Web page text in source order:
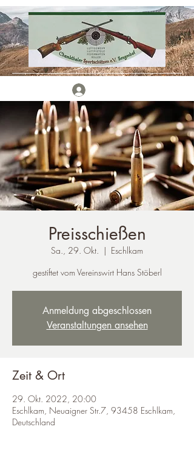
Preisschießen
Sa., 29. Okt.
  |
Eschlkam
gestiftet vom Vereinswirt Hans Stöberl
Anmeldung abgeschlossen
Veranstaltungen ansehen
Zeit & Ort
29. Okt. 2022, 20:00
Eschlkam, Neuaigner Str.7, 93458 Eschlkam,
Deutschland